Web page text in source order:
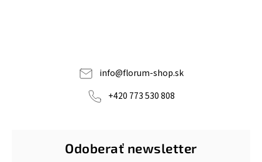
info@florum-shop.sk
+420 773 530 808
Odoberať newsletter